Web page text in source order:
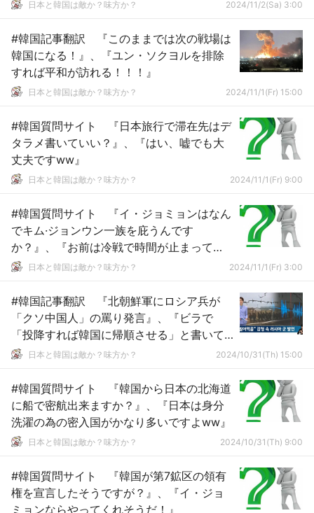
日本と韓国は敵か？味方か？ 2024/11/2(Sa) 3:00
#韓国記事翻訳 『このままでは次の戦場は
韓国になる！』、『ユン・ソクヨルを排除
すれば平和が訪れる！！！』
日本と韓国は敵か？味方か？ 2024/11/1(Fr) 15:00
#韓国質問サイト 『日本旅行で滞在先はデ
タラメ書いていい？』、『はい、嘘でも大
丈夫ですww』
日本と韓国は敵か？味方か？ 2024/11/1(Fr) 9:00
#韓国質問サイト 『イ・ジョミョンはなん
でキム·ジョンウン一族を庇うんです
か？』、『お前は冷戦で時間が止まって
る！』日本と韓国は敵か？味方か？ 2024/11/1(Fr) 3:00
#韓国記事翻訳 『北朝鮮軍にロシア兵が
「クソ中国人」の罵り発言』、『ビラで
「投降すれば韓国に帰順させる」と書いて
飛ばせ』
日本と韓国は敵か？味方か？ 2024/10/31(Th) 15:00
#韓国質問サイト 『韓国から日本の北海道
に船で密航出来ますか？』、『日本は身分
洗濯の為の密入国がかなり多いですよww』
日本と韓国は敵か？味方か？ 2024/10/31(Th) 9:00
#韓国質問サイト 『韓国が第7鉱区の領有
権を宣言したそうですが？』、『イ・ジョ
ミョンならやってくれそうだ！』